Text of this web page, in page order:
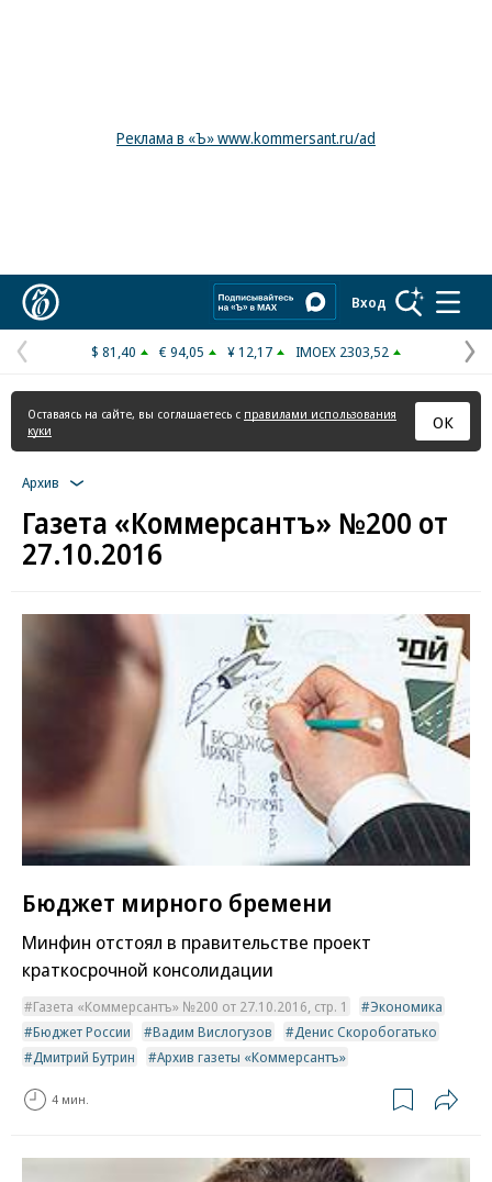
Реклама в «Ъ» www.kommersant.ru/ad
Вход
Предыдущая
страница
$ 81,40 € 94,05 ¥ 12,17 IMOEX 2303,52
Оставаясь на сайте, вы соглашаетесь с правилами использования
куки
ОК
Архив
Газета «Коммерсантъ» №200 от
27.10.2016
Бюджет мирного бремени
Минфин отстоял в правительстве проект
краткосрочной консолидации
Газета «Коммерсантъ» №200 от 27.10.2016, стр. 1
Экономика
Бюджет России
Вадим Вислогузов
Денис Скоробогатько
Дмитрий Бутрин
Архив газеты «Коммерсантъ»
4 мин.